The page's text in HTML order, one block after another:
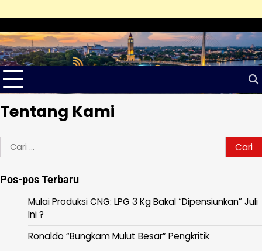
to
content
Tentang Kami
Cari
untuk:
Pos-pos Terbaru
Mulai Produksi CNG: LPG 3 Kg Bakal “Dipensiunkan” Juli
Ini ?
Ronaldo “Bungkam Mulut Besar” Pengkritik